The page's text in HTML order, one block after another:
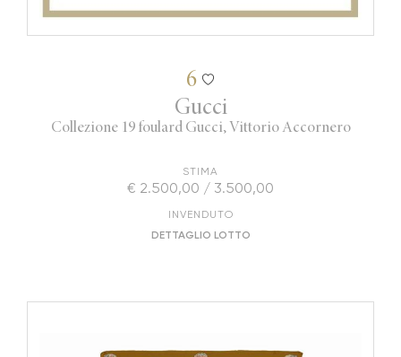
6
Gucci
Collezione 19 foulard Gucci, Vittorio Accornero
STIMA
€ 2.500,00 / 3.500,00
INVENDUTO
DETTAGLIO LOTTO